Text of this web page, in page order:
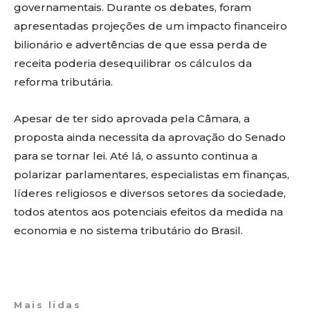
governamentais. Durante os debates, foram
apresentadas projeções de um impacto financeiro
bilionário e advertências de que essa perda de
receita poderia desequilibrar os cálculos da
reforma tributária.
Apesar de ter sido aprovada pela Câmara, a
proposta ainda necessita da aprovação do Senado
para se tornar lei. Até lá, o assunto continua a
polarizar parlamentares, especialistas em finanças,
líderes religiosos e diversos setores da sociedade,
todos atentos aos potenciais efeitos da medida na
economia e no sistema tributário do Brasil.
Mais lidas